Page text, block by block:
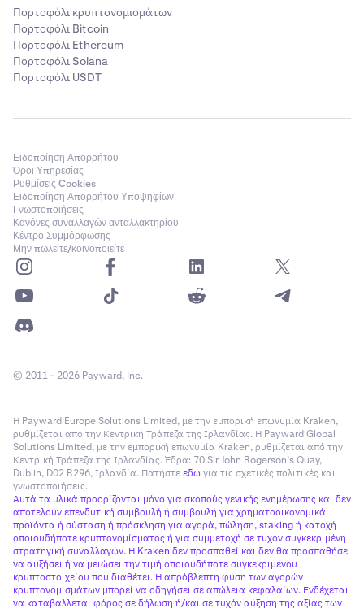
Πορτοφόλι κρυπτονομισμάτων
Πορτοφόλι Bitcoin
Πορτοφόλι Ethereum
Πορτοφόλι Solana
Πορτοφόλι USDT
Ειδοποίηση Απορρήτου
Όροι Υπηρεσίας
Ρυθμίσεις Cookies
Ειδοποίηση Απορρήτου Υποψηφίων
Γνωστοποιήσεις
Κανόνες συναλλαγών ανταλλακτηρίου
Κέντρο Συμμόρφωσης
Μην πωλείτε/κοινοποιείτε
© 2011 - 2026 Payward, Inc.
Η Payward Europe Solutions Limited, με την εμπορική επωνυμία Kraken,
ρυθμίζεται από την Κεντρική Τράπεζα της Ιρλανδίας. Η Payward Global
Solutions Limited, με την εμπορική επωνυμία Kraken, ρυθμίζεται από την
Κεντρική Τράπεζα της Ιρλανδίας. Έδρα: 70 Sir John Rogerson’s Quay,
Dublin, D02 R296, Ιρλανδία. Πατήστεεδώγια τις σχετικές πολιτικές και
γνωστοποιήσεις.
Αυτά τα υλικά προορίζονται μόνο για σκοπούς γενικής ενημέρωσης και δεν
αποτελούν επενδυτική συμβουλή ή συμβουλή για χρηματοοικονομικά
προϊόντα ή σύσταση ή πρόσκληση για αγορά, πώληση, staking ή κατοχή
οποιουδήποτε κρυπτονομίσματος ή για συμμετοχή σε τυχόν συγκεκριμένη
στρατηγική συναλλαγών. Η Kraken δεν προσπαθεί και δεν θα προσπαθήσει
να αυξήσει ή να μειώσει την τιμή οποιουδήποτε συγκεκριμένου
κρυπτοστοιχείου που διαθέτει. Η απρόβλεπτη φύση των αγορών
κρυπτονομισμάτων μπορεί να οδηγήσει σε απώλεια κεφαλαίων. Ενδέχεται
να καταβάλλεται φόρος σε δήλωση ή/και σε τυχόν αύξηση της αξίας των